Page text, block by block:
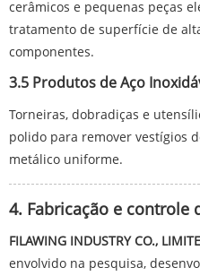
cerâmicos e pequenas peças
tratamento de superfície de
componentes.
3.5 Produtos de Aço
Torneiras, dobradiças e
polido para remover vestígios
metálico uniforme.
4. Fabricação e controle
FILAWING INDUSTRY CO.,
envolvido na pesquisa,